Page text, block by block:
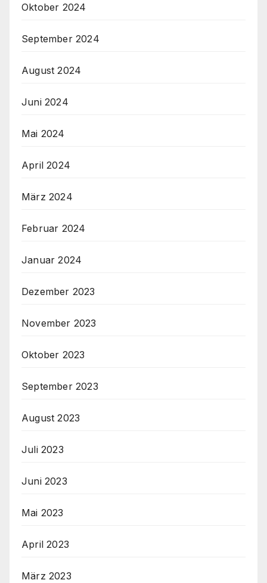
Oktober 2024
September 2024
August 2024
Juni 2024
Mai 2024
April 2024
März 2024
Februar 2024
Januar 2024
Dezember 2023
November 2023
Oktober 2023
September 2023
August 2023
Juli 2023
Juni 2023
Mai 2023
April 2023
März 2023